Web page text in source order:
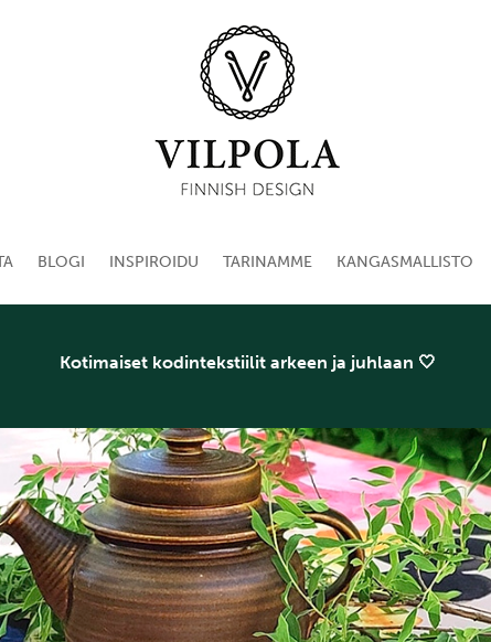
BLOGI INSPIROIDU TARINAMME KANGASMALLISTO
Kotimaiset kodintekstiilit arkeen ja juhlaan 🤍